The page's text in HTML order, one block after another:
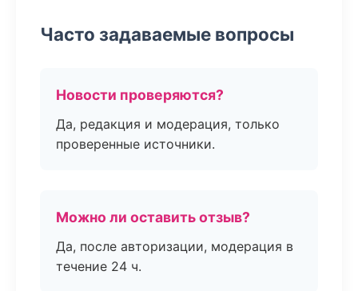
Часто задаваемые вопросы
Новости проверяются?
Да, редакция и модерация, только
проверенные источники.
Можно ли оставить отзыв?
Да, после авторизации, модерация в
течение 24 ч.